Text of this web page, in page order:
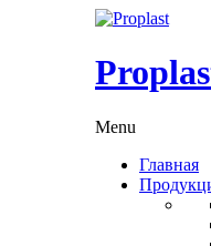
Menu
Главная